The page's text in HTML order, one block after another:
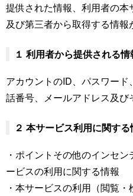
提供された情報、利用者の本
及び第三者から取得する情報
１ 利用者から提供される情
アカウントのID、パスワー
話番号、メールアドレス及び
２ 本サービス利用に関する
・ポイントその他のインセ
ービスの利用に関する情報
・本サービスの利用（閲覧